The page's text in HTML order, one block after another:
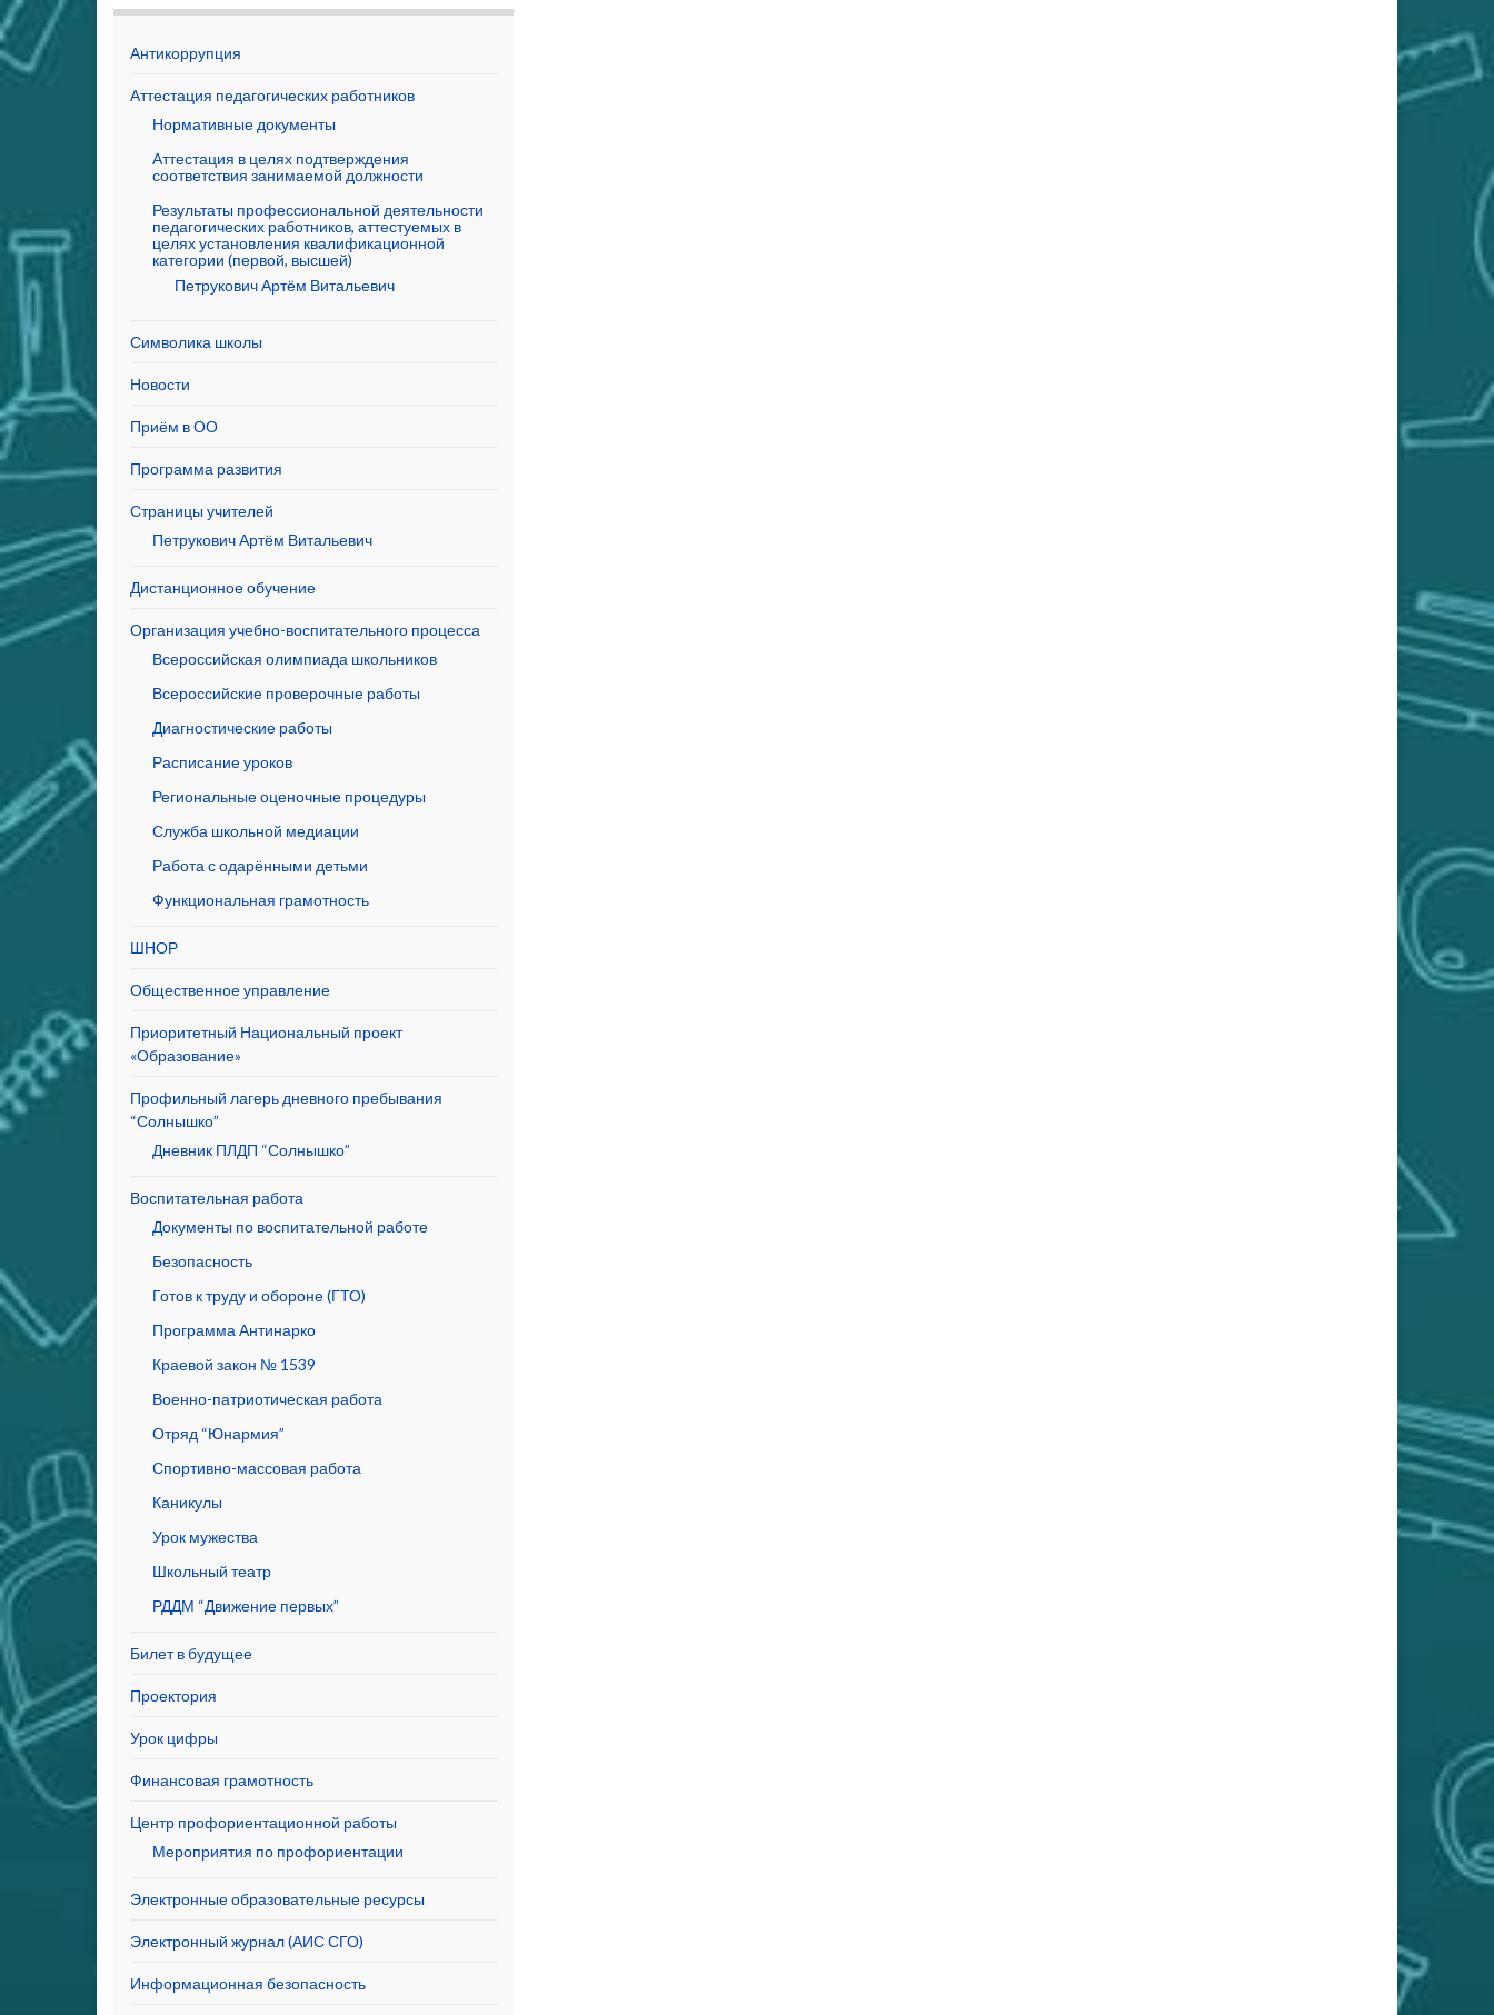
Антикоррупция
Аттестация педагогических работников
Нормативные документы
Аттестация в целях подтверждения
соответствия занимаемой должности
Результаты профессиональной деятельности
педагогических работников, аттестуемых в
целях установления квалификационной
категории (первой, высшей)
Петрукович Артём Витальевич
Символика школы
Новости
Приём в ОО
Программа развития
Страницы учителей
Петрукович Артём Витальевич
Дистанционное обучение
Организация учебно-воспитательного процесса
Всероссийская олимпиада школьников
Всероссийские проверочные работы
Диагностические работы
Расписание уроков
Региональные оценочные процедуры
Служба школьной медиации
Работа с одарёнными детьми
Функциональная грамотность
ШНОР
Общественное управление
Приоритетный Национальный проект
«Образование»
Профильный лагерь дневного пребывания
“Солнышко”
Дневник ПЛДП “Солнышко”
Воспитательная работа
Документы по воспитательной работе
Безопасность
Готов к труду и обороне (ГТО)
Программа Антинарко
Краевой закон № 1539
Военно-патриотическая работа
Отряд “Юнармия”
Спортивно-массовая работа
Каникулы
Урок мужества
Школьный театр
РДДМ “Движение первых”
Билет в будущее
Проектория
Урок цифры
Финансовая грамотность
Центр профориентационной работы
Мероприятия по профориентации
Электронные образовательные ресурсы
Электронный журнал (АИС СГО)
Информационная безопасность